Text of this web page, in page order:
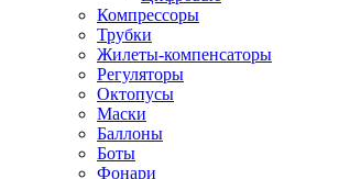
Компрессоры
Трубки
Жилеты-компенсаторы
Регуляторы
Октопусы
Маски
Баллоны
Боты
Фонари